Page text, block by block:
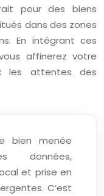
pour des biens
dans des zones
En intégrant ces
affinerez votre
les attentes des
bien menée
données,
et prise en
C’est